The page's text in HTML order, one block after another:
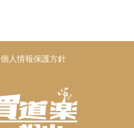
個人情報保護方針